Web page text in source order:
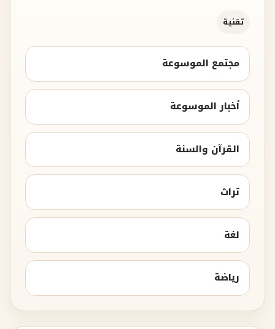
تقنية
مجتمع الموسوعة
أخبار الموسوعة
القرآن والسنة
تراث
لغة
رياضة